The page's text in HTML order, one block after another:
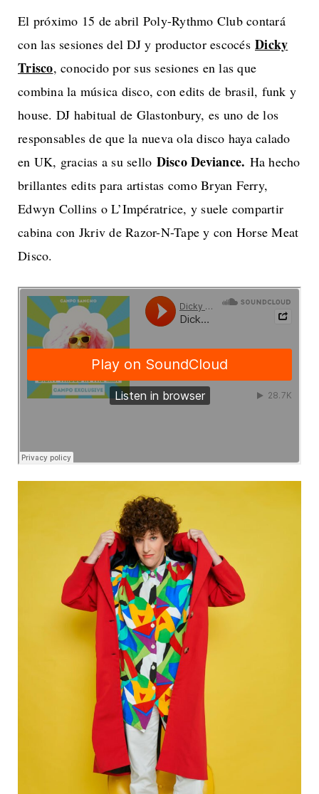
El próximo 15 de abril Poly-Rythmo Club contará
con las sesiones del DJ y productor escocés Dicky
Trisco, conocido por sus sesiones en las que
combina la música disco, con edits de brasil, funk y
house. DJ habitual de Glastonbury, es uno de los
responsables de que la nueva ola disco haya calado
en UK, gracias a su sello Disco Deviance. Ha hecho
brillantes edits para artistas como Bryan Ferry,
Edwyn Collins o L’Impératrice, y suele compartir
cabina con Jkriv de Razor-N-Tape y con Horse Meat
Disco.